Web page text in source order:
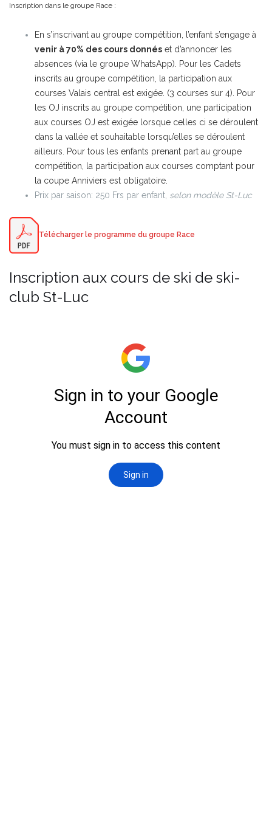
Inscription dans le groupe Race :
En s’inscrivant au groupe compétition, l’enfant s’engage à
venir à 70% des cours donnés et d’annoncer les
absences (via le groupe WhatsApp). Pour les Cadets
inscrits au groupe compétition, la participation aux
courses Valais central est exigée. (3 courses sur 4). Pour
les OJ inscrits au groupe compétition, une participation
aux courses OJ est exigée lorsque celles ci se déroulent
dans la vallée et souhaitable lorsqu’elles se déroulent
ailleurs. Pour tous les enfants prenant part au groupe
compétition, la participation aux courses comptant pour
la coupe Anniviers est obligatoire.
Prix par saison: 250 Frs par enfant, selon modèle St-Luc
Télécharger le programme du groupe Race
Inscription aux cours de ski de ski-
club St-Luc